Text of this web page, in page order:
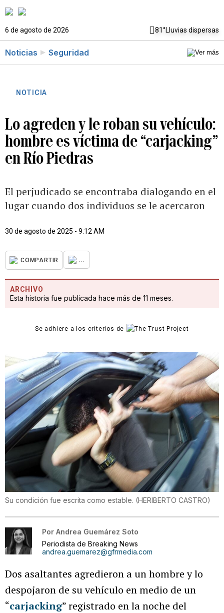
6 de agosto de 2026 81°Lluvias dispersas
Noticias Seguridad
NOTICIA
Lo agreden y le roban su vehículo:
hombre es víctima de “carjacking”
en Río Piedras
El perjudicado se encontraba dialogando en el
lugar cuando dos individuos se le acercaron
30 de agosto de 2025 - 9:12 AM
COMPARTIR ...
ARCHIVO
Esta historia fue publicada hace más de 11 meses.
Se adhiere a los criterios de
Su condición fue escrita como estable. (HERIBERTO CASTRO)
Por Andrea Guemárez Soto
Periodista de Breaking News
andrea.guemarez@gfrmedia.com
Dos asaltantes agredieron a un hombre y lo
despojaron de su vehículo en medio de un
“carjacking” registrado en la noche del